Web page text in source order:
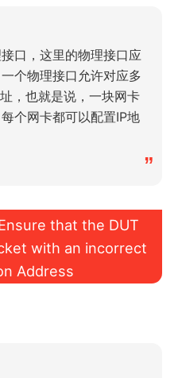
口，这里的物理接口应
个物理接口允许对应多
，也就是说，一块网卡
个网卡都可以配置IP地
”
that the DUT
with an incorrect
Address